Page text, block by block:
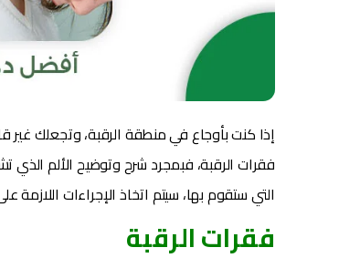
إذا كنت بأوجاع في منطقة الرقبة، وتجعلك غير
فقرات الرقبة، فبمجرد شرح وتوضيح الألم الذي
التي ستقوم بها، سيتم اتخاذ الإجراءات اللازمة
فقرات الرقبة